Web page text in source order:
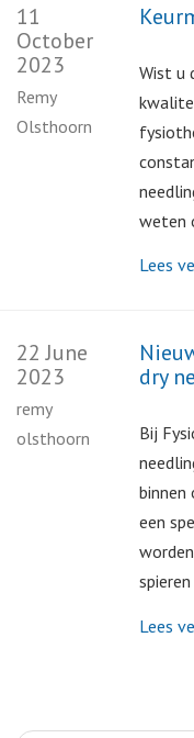
11
October
2023
Remy
Olsthoorn
Wist u
weten
Lees
22 June
2023
remy
olsthoorn
dry
Bij
binnen
een
spieren
Lees